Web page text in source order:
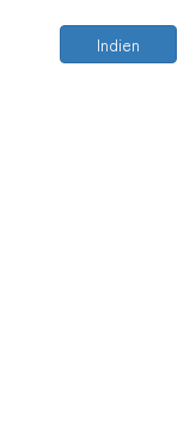
Indien